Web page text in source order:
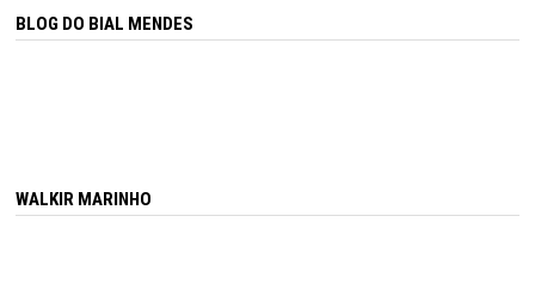
BLOG DO BIAL MENDES
WALKIR MARINHO